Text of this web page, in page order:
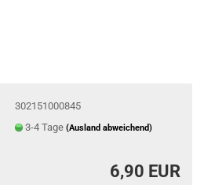
302151000845
3-4 Tage (Ausland abweichend)
6,90 EUR